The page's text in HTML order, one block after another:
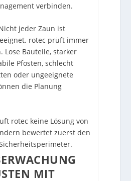
verbinden.
jeder Zaun ist
rotec prüft immer
Lose Bauteile, starker
Pfosten, schlecht
oder ungeeignete
die Planung
rotec keine Lösung von
bewertet zuerst den
MIT